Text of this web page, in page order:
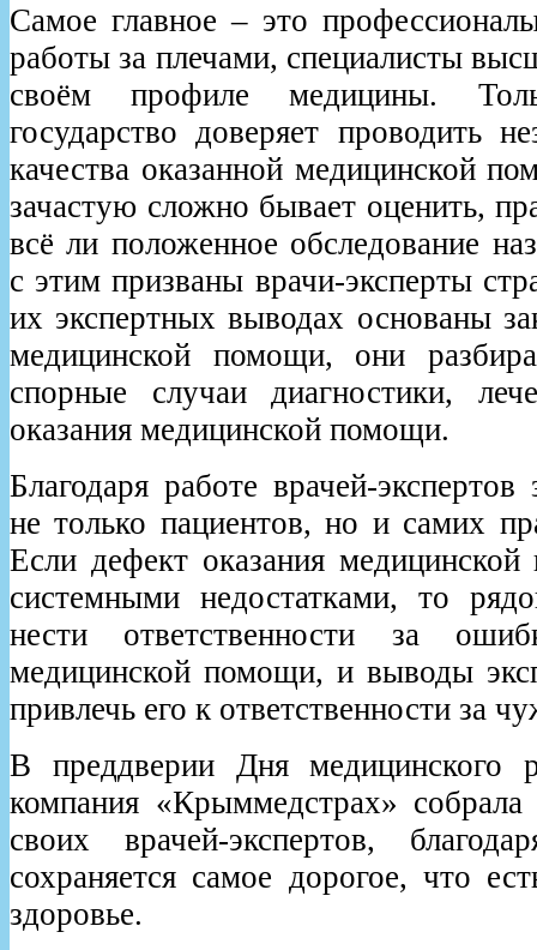
Самое главное – это
работы за плечами, специалисты
своём профиле медицины.
государство доверяет проводить
качества оказанной медицинской
зачастую сложно бывает оценить,
всё ли положенное обследование
с этим призваны врачи-эксперты
их экспертных выводах основаны
медицинской помощи, они
спорные случаи диагностики,
оказания медицинской помощи.
Благодаря работе врачей-
не только пациентов, но и самих
Если дефект оказания
системными недостатками, то
нести ответственности за
медицинской помощи, и выводы
привлечь его к ответственности за
В преддверии Дня медицинского
компания «Крыммедстрах» собрала
своих врачей-экспертов,
сохраняется самое дорогое, что
здоровье.